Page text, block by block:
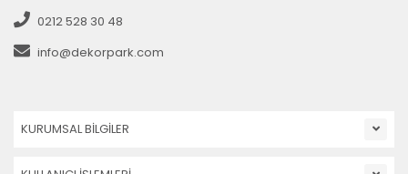
0212 528 30 48
info@dekorpark.com
KURUMSAL BİLGİLER